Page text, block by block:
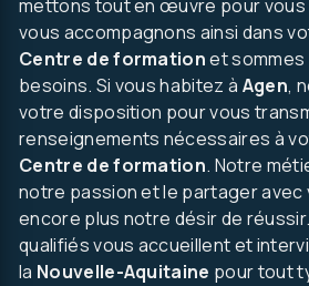
autre..
mettons tout en œuvre pour vous
vous accompagnons ainsi dans
Centre de formationet sommes
besoins. Si vous habitez à Agen,
votre disposition pour vous
renseignements nécessaires à
Centre de formation. Notre
notre passion et le partager
encore plus notre désir de
qualifiés vous accueillent et
la Nouvelle-Aquitaine pour tout